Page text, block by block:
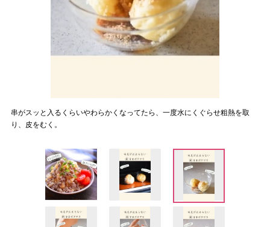
串がスッと入るくらいやわらかくなってたら、一度水にくぐらせ粗熱を取
り、皮をむく。